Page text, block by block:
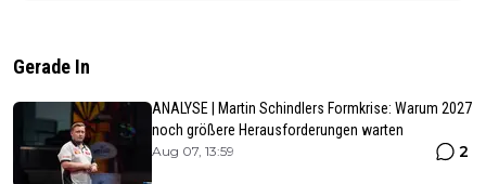
Gerade In
ANALYSE | Martin Schindlers Formkrise: Warum 2027
noch größere Herausforderungen warten
Aug 07, 13:59 2